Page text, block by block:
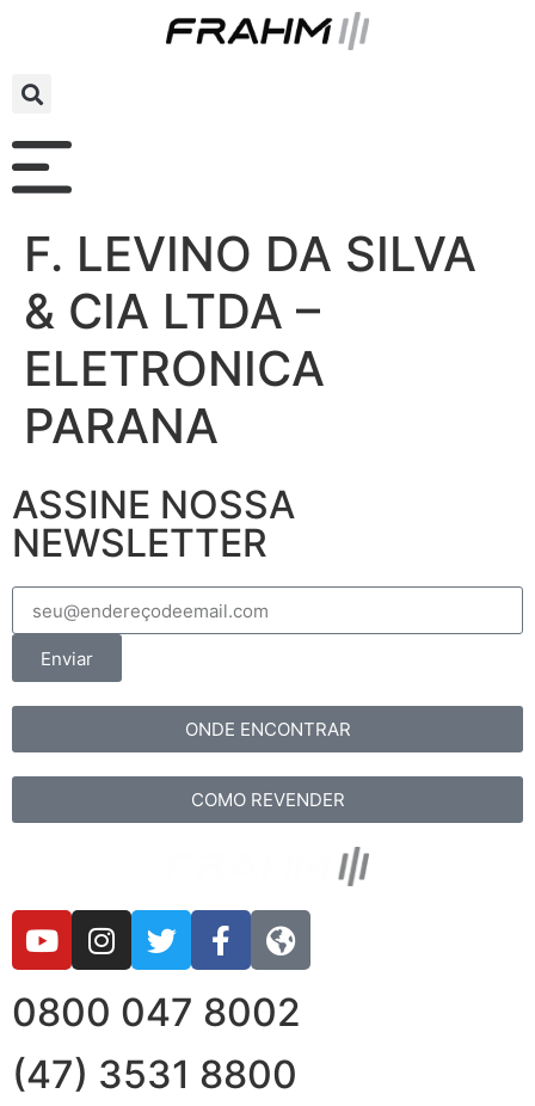
F. LEVINO DA SILVA
& CIA LTDA –
ELETRONICA
PARANA
ASSINE NOSSA
NEWSLETTER
Enviar
ONDE ENCONTRAR
COMO REVENDER
0800 047 8002
(47) 3531 8800